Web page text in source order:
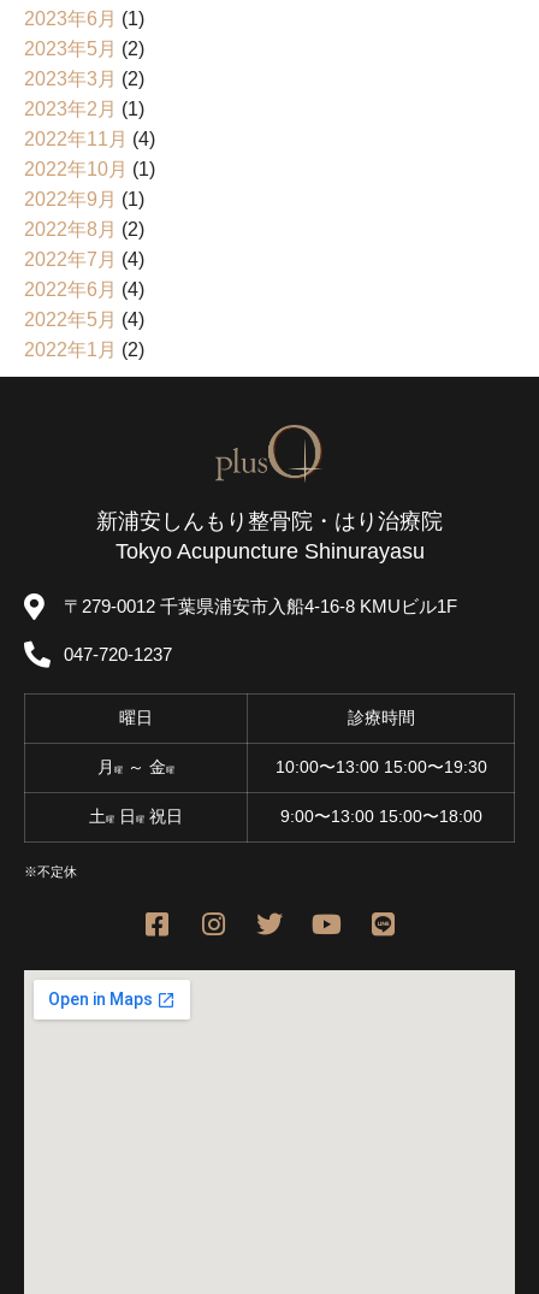
2023年6月 (1)
2023年5月 (2)
2023年3月 (2)
2023年2月 (1)
2022年11月 (4)
2022年10月 (1)
2022年9月 (1)
2022年8月 (2)
2022年7月 (4)
2022年6月 (4)
2022年5月 (4)
2022年1月 (2)
新浦安しんもり整骨院・はり治療院
Tokyo Acupuncture Shinurayasu
〒279-0012 千葉県浦安市入船4-16-8 KMUビル1F
047-720-1237
曜日 診療時間
月 曜 ～ 金 曜 10:00〜13:00 15:00〜19:30
土曜 日 曜 祝日 9:00〜13:00 15:00〜18:00
※不定休